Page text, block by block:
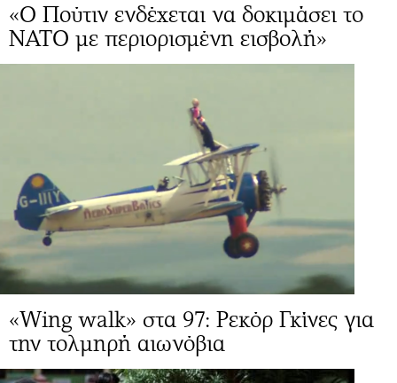
«Ο Πούτιν ενδέχεται να δοκιμάσει το
ΝΑΤΟ με περιορισμένη εισβολή»
«Wing walk» στα 97: Ρεκόρ Γκίνες για
την τολμηρή αιωνόβια